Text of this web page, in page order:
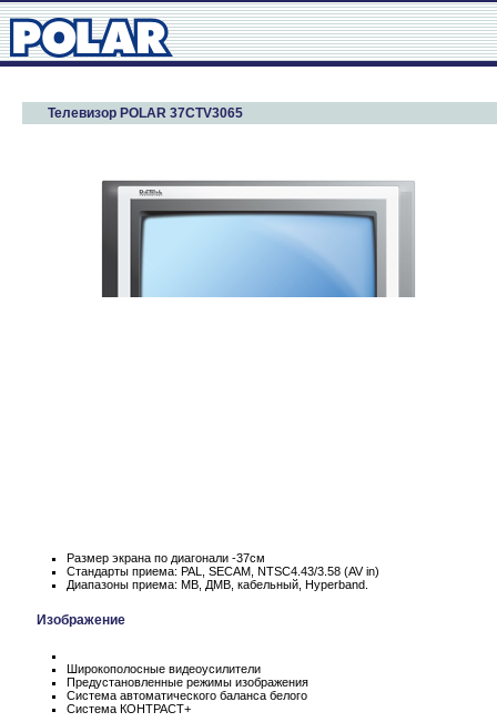
Телевизор POLAR 37CTV3065
Размер экрана по диагонали -37см
Стандарты приема: PAL, SECAM, NTSC4.43/3.58 (AV in)
Диапазоны приема: МВ, ДМВ, кабельный, Hyperband.
Изображение
Широкополосные видеоусилители
Предустановленные режимы изображения
Система автоматического баланса белого
Система КОНТРАСТ+